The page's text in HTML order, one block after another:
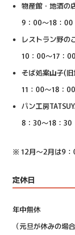
物産館・地酒の
9：00～18：00
レストラン野の
10：00～17：
そば処案山子(
11：00～18：00
パン工房
8：30～18：30
※ 12月～2月は9：
定休日
年中無休
（元旦が休みの場合